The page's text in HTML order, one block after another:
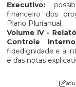
Executivo:
financeiro dos
Plano Plurianual.
Volume IV -
Controle
fidedignidade e a
e das notas